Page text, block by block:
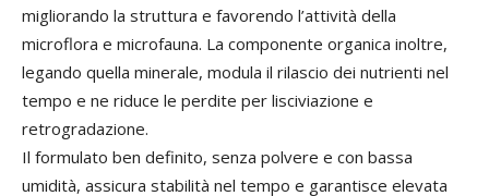
migliorando la struttura e favorendo l’attività della
microflora e microfauna. La componente organica inoltre,
legando quella minerale, modula il rilascio dei nutrienti nel
tempo e ne riduce le perdite per lisciviazione e
retrogradazione.
Il formulato ben definito, senza polvere e con bassa
umidità, assicura stabilità nel tempo e garantisce elevata